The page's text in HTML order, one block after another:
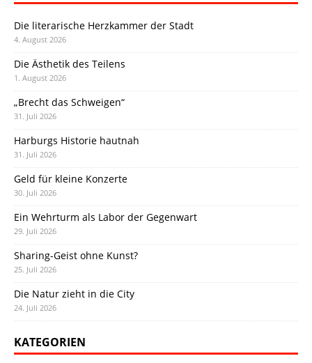
Die literarische Herzkammer der Stadt
4. August 2026
Die Ästhetik des Teilens
1. August 2026
„Brecht das Schweigen“
31. Juli 2026
Harburgs Historie hautnah
31. Juli 2026
Geld für kleine Konzerte
30. Juli 2026
Ein Wehrturm als Labor der Gegenwart
29. Juli 2026
Sharing-Geist ohne Kunst?
25. Juli 2026
Die Natur zieht in die City
24. Juli 2026
KATEGORIEN